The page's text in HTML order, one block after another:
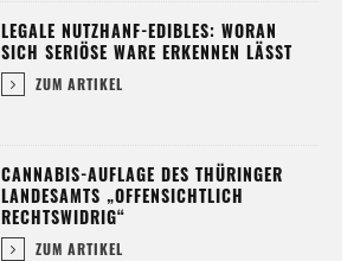
LEGALE NUTZHANF-EDIBLES: WORAN
SICH SERIÖSE WARE ERKENNEN LÄSST
ZUM ARTIKEL
CANNABIS-AUFLAGE DES THÜRINGER
LANDESAMTS „OFFENSICHTLICH
RECHTSWIDRIG“
ZUM ARTIKEL